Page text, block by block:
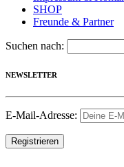
SHOP
Freunde & Partner
Suchen nach:
NEWSLETTER
E-Mail-Adresse: